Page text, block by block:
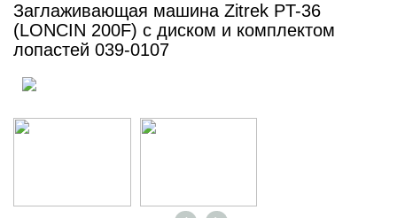
Заглаживающая машина Zitrek PT-36
(LONCIN 200F) с диском и комплектом
лопастей 039-0107